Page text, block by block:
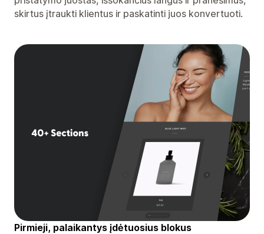
skirtus įtraukti klientus ir paskatinti juos konvertuoti.
Pirmieji, palaikantys įdėtuosius blokus